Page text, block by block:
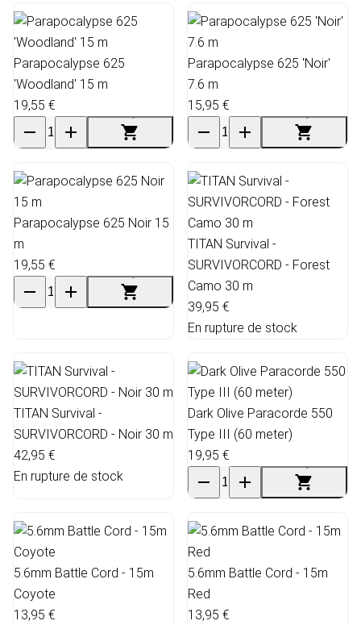
Parapocalypse 625
'Woodland' 15 m
19,55 €
Parapocalypse 625 'Noir'
7.6 m
15,95 €
Parapocalypse 625 Noir 15
m
19,55 €
TITAN Survival -
SURVIVORCORD - Forest
Camo 30 m
39,95 €
En rupture de stock
TITAN Survival -
SURVIVORCORD - Noir 30 m
42,95 €
En rupture de stock
Dark Olive Paracorde 550
Type III (60 meter)
19,95 €
5.6mm Battle Cord - 15m
Coyote
13,95 €
5.6mm Battle Cord - 15m
Red
13,95 €